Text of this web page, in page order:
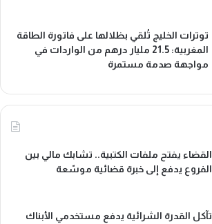
توترات الخليج تُلقي بظلالها على فاتورة الطاقة
المغربية: 21.5 مليار درهم من الواردات في
مواجهة صدمة مستمرة
القضاء يفتح ملفات الكتبية.. تشابك مالي بين
الفروع يدفع إلى خبرة قضائية موسّعة
تآكل القدرة الشرائية يدفع مستخدمي الأبناك